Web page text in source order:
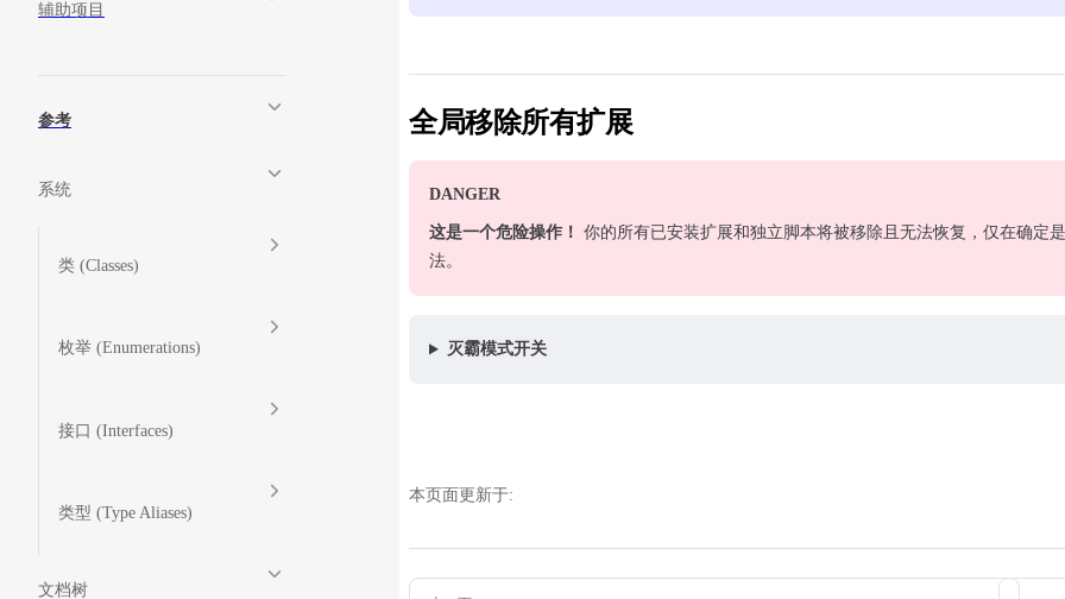
辅助项目
参考
系统
类 (Classes)
枚举 (Enumerations)
接口 (Interfaces)
类型 (Type Aliases)
文档树
全局移除所有扩展
DANGER
这是一个危险操作！ 你的所有已安装扩展和独立脚本将被移除且无法恢复，仅在确定
法。
灭霸模式开关
本页面更新于:
Pager